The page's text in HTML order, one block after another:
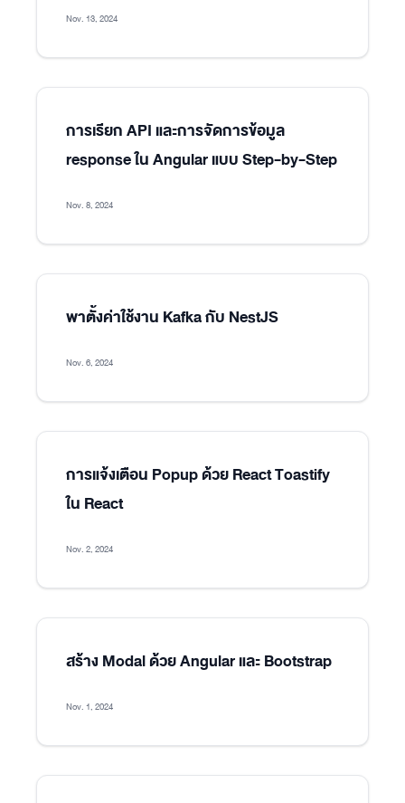
Nov. 13, 2024
การเรียก API และการจัดการข้อมูล
response ใน Angular แบบ Step-by-Step
Nov. 8, 2024
พาตั้งค่าใช้งาน Kafka กับ NestJS
Nov. 6, 2024
การแจ้งเตือน Popup ด้วย React Toastify
ใน React
Nov. 2, 2024
สร้าง Modal ด้วย Angular และ Bootstrap
Nov. 1, 2024